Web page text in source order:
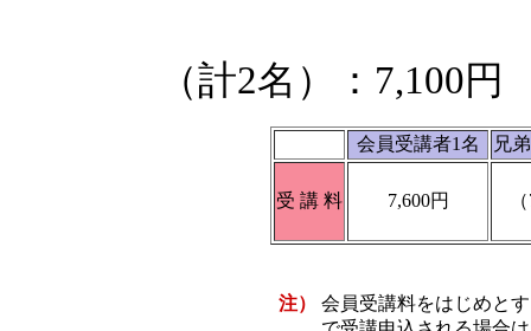
（計2名）：7,100
会員受講者1名 兄
受 講 料 7,600円
注）
会員受講料をはじめと